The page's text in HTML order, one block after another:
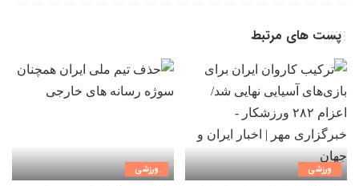
پست های مرتبط
ورزشی ورزشی